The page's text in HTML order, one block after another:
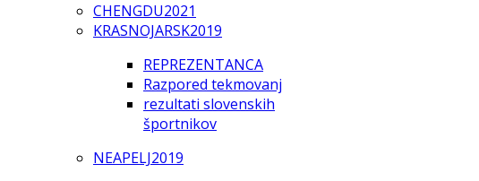
CHENGDU2021
KRASNOJARSK2019
REPREZENTANCA
Razpored tekmovanj
rezultati slovenskih
športnikov
NEAPELJ2019